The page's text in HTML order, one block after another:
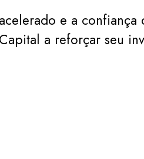
e a confiança
a reforçar seu